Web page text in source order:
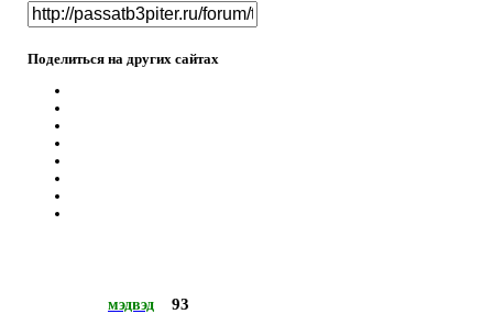
Поделиться на других сайтах
мэдвэд 93